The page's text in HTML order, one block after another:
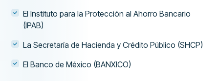
El Instituto para la Protección al Ahorro Bancario
(IPAB)
La Secretaría de Hacienda y Crédito Público (SHCP)
El Banco de México (BANXICO)